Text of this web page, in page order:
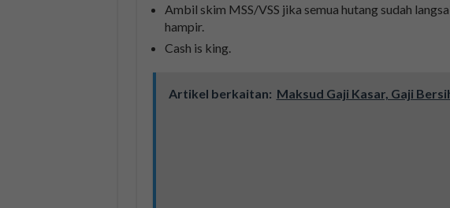
Ambil skim MSS/VSS jika semua hutang sudah
hampir.
Cash is king.
Artikel berkaitan: Maksud Gaji Kasar, Gaji